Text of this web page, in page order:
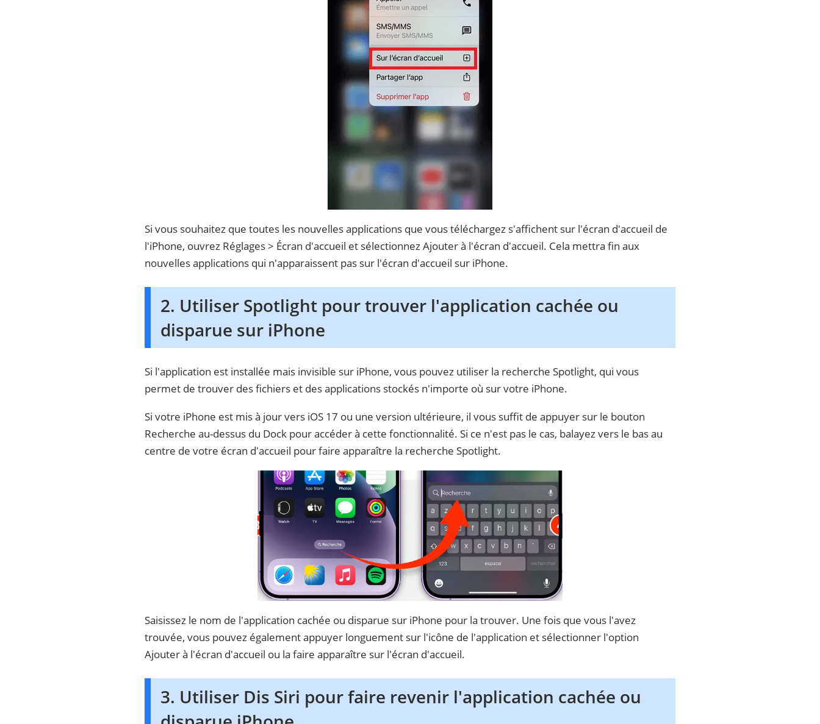
Si vous souhaitez que toutes les nouvelles applications que vous téléchargez s'affichent sur l'écran d'accueil de
l'iPhone, ouvrez Réglages > Écran d'accueil et sélectionnez Ajouter à l'écran d'accueil. Cela mettra fin aux
nouvelles applications qui n'apparaissent pas sur l'écran d'accueil sur iPhone.
2. Utiliser Spotlight pour trouver l'application cachée ou
disparue sur iPhone
Si l'application est installée mais invisible sur iPhone, vous pouvez utiliser la recherche Spotlight, qui vous
permet de trouver des fichiers et des applications stockés n'importe où sur votre iPhone.
Si votre iPhone est mis à jour vers iOS 17 ou une version ultérieure, il vous suffit de appuyer sur le bouton
Recherche au-dessus du Dock pour accéder à cette fonctionnalité. Si ce n'est pas le cas, balayez vers le bas au
centre de votre écran d'accueil pour faire apparaître la recherche Spotlight.
Saisissez le nom de l'application cachée ou disparue sur iPhone pour la trouver. Une fois que vous l'avez
trouvée, vous pouvez également appuyer longuement sur l'icône de l'application et sélectionner l'option
Ajouter à l'écran d'accueil ou la faire apparaître sur l'écran d'accueil.
3. Utiliser Dis Siri pour faire revenir l'application cachée ou